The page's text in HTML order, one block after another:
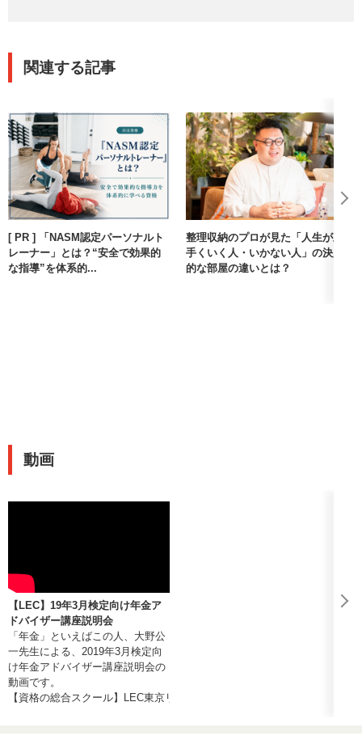
関連する記事
[ PR ] 「NASM認定パーソナルト
レーナー」とは？“安全で効果的
な指導”を体系的...
整理収納のプロが見た「人生が上
手くいく人・いかない人」の決定
的な部屋の違いとは？
動画
【LEC】19年3月検定向け年金ア
ドバイザー講座説明会
「年金」といえばこの人、大野公
一先生による、2019年3月検定向
け年金アドバイザー講座説明会の
動画です。
【資格の総合スクール】LEC東京リーガルマインド